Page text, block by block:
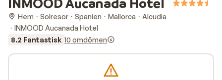
Hem Solresor Spanien Mallorca
Alcudia
INMOOD Aucanada Hotel
8.2 Fantastisk 10 omdömen